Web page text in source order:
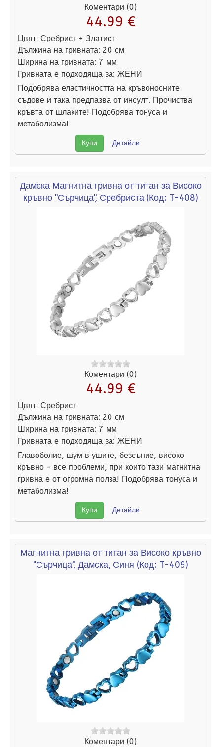
Коментари (0)
44.99 €
Цвят: Сребрист + Златист
Дължина на гривната: 20 см
Ширина на гривната: 7 мм
Гривната е подходяща за: ЖЕНИ
Подобрява еластичността на кръвоносните
съдове и така предпазва от инсулт. Прочиства
кръвта от шлаките! Подобрява тонуса и
метаболизма!
Купи Детайли
Дамска Магнитна гривна от титан за Високо
кръвно "Сърчица", Сребриста (Код: T-408)
Коментари (0)
44.99 €
Цвят: Сребрист
Дължина на гривната: 20 см
Ширина на гривната: 7 мм
Гривната е подходяща за: ЖЕНИ
Главоболие, шум в ушите, безсъние, високо
кръвно - все проблеми, при които тази магнитна
гривна е от огромна полза! Подобрява тонуса и
метаболизма!
Купи Детайли
Магнитна гривна от титан за Високо кръвно
"Сърчица", Дамска, Синя (Код: T-409)
Коментари (0)